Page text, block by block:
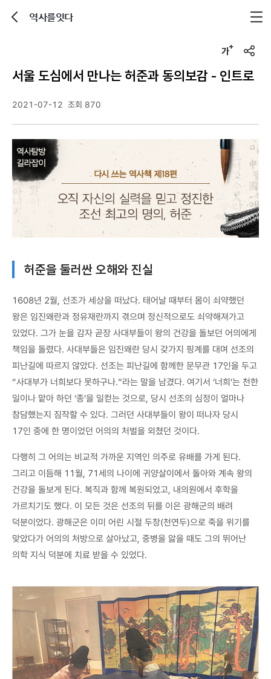
역사를잇다
u
l
서울 도심에서 만나는 허준과 동의보감 - 인트로
2021-07-12 조회 870
허준을 둘러싼 오해와 진실
1608년 2월, 선조가 세상을 떠났다. 태어날 때부터 몸이 쇠약했던
왕은 임진왜란과 정유재란까지 겪으며 정신적으로도 쇠약해져가고
있었다. 그가 눈을 감자 곧장 사대부들이 왕의 건강을 돌보던 어의에게
책임을 돌렸다. 사대부들은 임진왜란 당시 갖가지 핑계를 대며 선조의
피난길에 따르지 않았다. 선조는 피난길에 함께한 문무관 17인을 두고
“사대부가 너희보다 못하구나.”라는 말을 남겼다. 여기서 ‘너희’는 천한
일이나 맡아 하던 ‘종’을 일컫는 것으로, 당시 선조의 심정이 얼마나
참담했는지 짐작할 수 있다. 그러던 사대부들이 왕이 떠나자 당시
17인 중에 한 명이었던 어의의 처벌을 외쳤던 것이다.
다행히 그 어의는 비교적 가까운 지역인 의주로 유배를 가게 된다.
그리고 이듬해 11월, 71세의 나이에 귀양살이에서 돌아와 계속 왕의
건강을 돌보게 된다. 복직과 함께 복원되었고, 내의원에서 후학을
가르치기도 했다. 이 모든 것은 선조의 뒤를 이은 광해군의 배려
덕분이었다. 광해군은 이미 어린 시절 두창(천연두)으로 죽을 위기를
맞았다가 어의의 처방으로 살아났고, 중병을 앓을 때도 그의 뛰어난
의학 지식 덕분에 치료 받을 수 있었다.